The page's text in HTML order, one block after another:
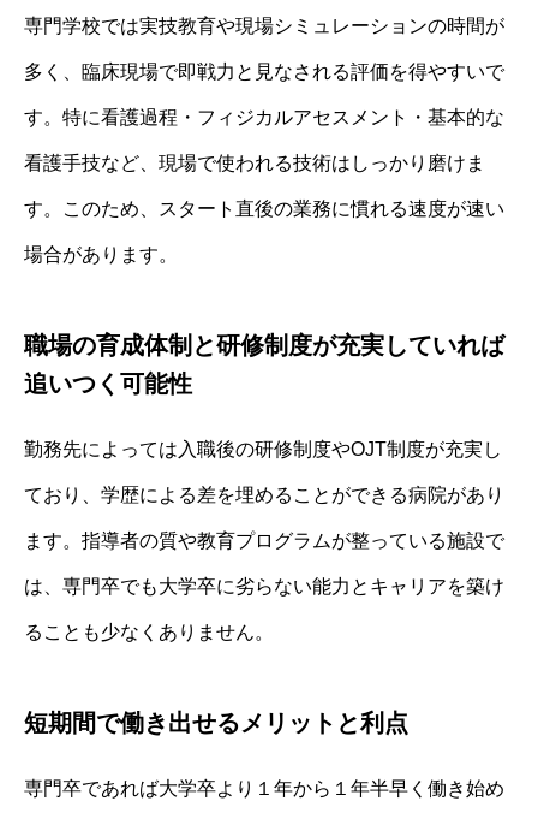
専門学校では実技教育や現場シミュレーションの時間が
多く、臨床現場で即戦力と見なされる評価を得やすいで
す。特に看護過程・フィジカルアセスメント・基本的な
看護手技など、現場で使われる技術はしっかり磨けま
す。このため、スタート直後の業務に慣れる速度が速い
場合があります。
職場の育成体制と研修制度が充実していれば
追いつく可能性
勤務先によっては入職後の研修制度やOJT制度が充実し
ており、学歴による差を埋めることができる病院があり
ます。指導者の質や教育プログラムが整っている施設で
は、専門卒でも大学卒に劣らない能力とキャリアを築け
ることも少なくありません。
短期間で働き出せるメリットと利点
専門卒であれば大学卒より１年から１年半早く働き始め